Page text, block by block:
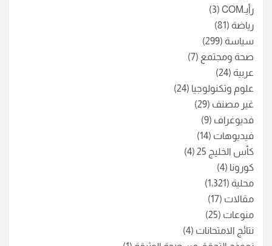
رأيـCOM
(3)
رياضة (81)
سياسة (299)
صحة ومجتمع (7)
عربية (24)
علوم وتكنولوجيا (24)
غير مصنف (29)
فديوغراف (9)
فيديوهات (14)
كأس الخليج 25
(4)
كورونا (4)
محلية (1٬321)
مقالات (17)
منوعات (25)
نتائج الامتحانات (4)